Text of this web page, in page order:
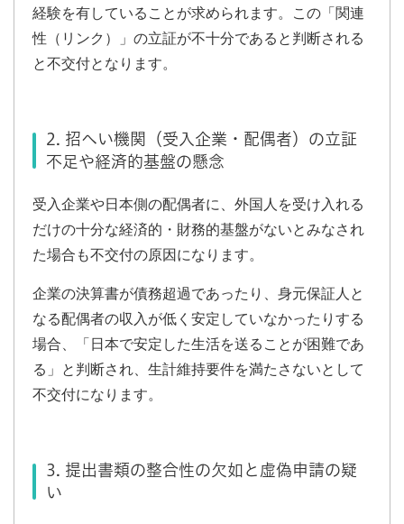
経験を有していることが求められます。この「関連
性（リンク）」の立証が不十分であると判断される
と不交付となります。
2. 招へい機関（受入企業・配偶者）の立証
不足や経済的基盤の懸念
受入企業や日本側の配偶者に、外国人を受け入れる
だけの十分な経済的・財務的基盤がないとみなされ
た場合も不交付の原因になります。
企業の決算書が債務超過であったり、身元保証人と
なる配偶者の収入が低く安定していなかったりする
場合、「日本で安定した生活を送ることが困難であ
る」と判断され、生計維持要件を満たさないとして
不交付になります。
3. 提出書類の整合性の欠如と虚偽申請の疑
い